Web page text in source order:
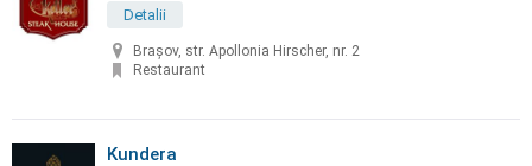
Detalii
Brașov, str. Apollonia Hirscher, nr. 2
Restaurant
Kundera